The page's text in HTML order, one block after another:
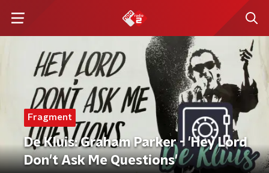
Fragment
De Kluis: Graham Parker - 'Hey Lord
Don't Ask Me Questions'